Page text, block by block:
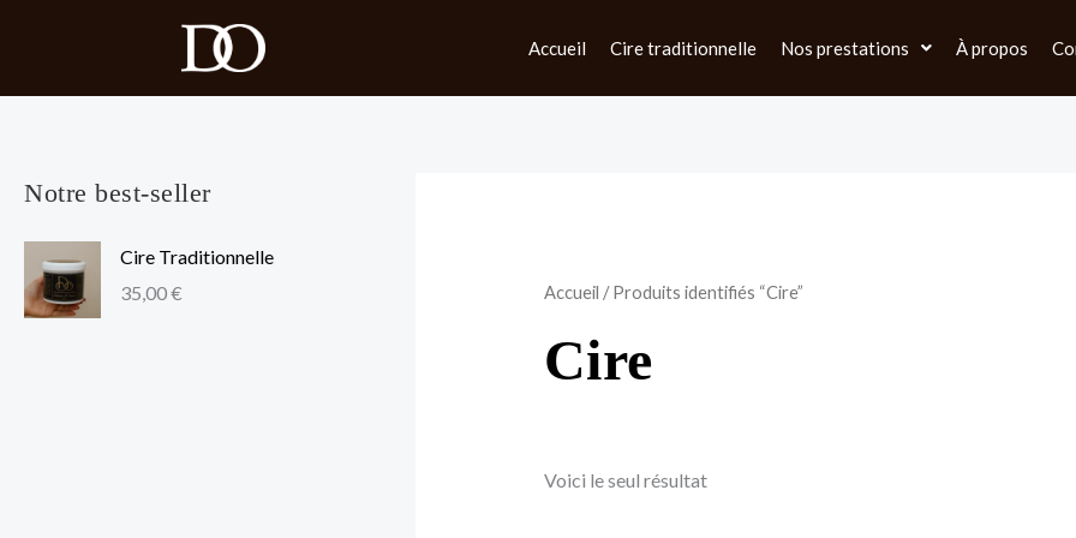
Accueil Cire traditionnelle Nos prestations À propos
Notre best-seller
Cire Traditionnelle
35,00€ Accueil / Produits identifiés “Cire”
Cire
Voici le seul résultat